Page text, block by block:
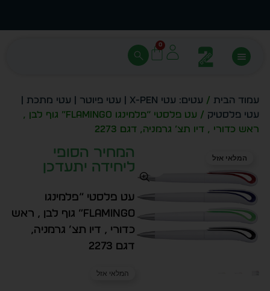
0
עמוד הבית /
עטים: עטי X-PEN | עטי פיוטר | עטי מתכת |
עטי פלסטיק
/ עט פלסטי “פלמינגו flamingo” גוף לבן ,
ראש כדורי , דיו תצ’ גרמניה, דגם 2273
עט פלסטי “פלמינגו
flamingo” גוף לבן , ראש
כדורי , דיו תצ’ גרמניה,
דגם 2273
המלאי אזל
המחיר הסופי
ליחידה יתעדכן
המלאי אזל